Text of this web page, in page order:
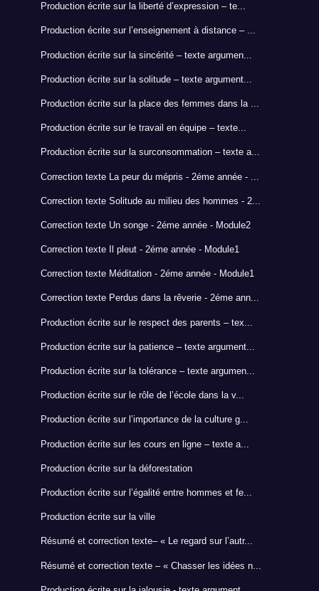
Production écrite sur la liberté d’expression – te...
Production écrite sur l’enseignement à distance – ...
Production écrite sur la sincérité – texte argumen...
Production écrite sur la solitude – texte argument...
Production écrite sur la place des femmes dans la ...
Production écrite sur le travail en équipe – texte...
Production écrite sur la surconsommation – texte a...
Correction texte La peur du mépris - 2éme année - ...
Correction texte Solitude au milieu des hommes - 2...
Correction texte Un songe - 2éme année - Module2
Correction texte Il pleut - 2éme année - Module1
Correction texte Méditation - 2éme année - Module1
Correction texte Perdus dans la rêverie - 2éme ann...
Production écrite sur le respect des parents – tex...
Production écrite sur la patience – texte argument...
Production écrite sur la tolérance – texte argumen...
Production écrite sur le rôle de l’école dans la v...
Production écrite sur l’importance de la culture g...
Production écrite sur les cours en ligne – texte a...
Production écrite sur la déforestation
Production écrite sur l’égalité entre hommes et fe...
Production écrite sur la ville
Résumé et correction texte– « Le regard sur l’autr...
Résumé et correction texte – « Chasser les idées n...